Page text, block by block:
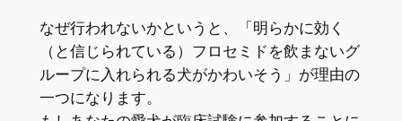
なぜ行われないかというと、「明らかに効く
（と信じられている）フロセミドを飲まないグ
ループに入れられる犬がかわいそう」が理由の
一つになります。